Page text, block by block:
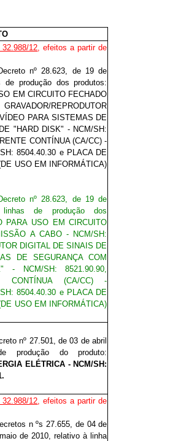
32.988/12, efeitos a partir de
nº 28.623, de 19 de
produção dos produtos:
EM CIRCUITO FECHADO
REPRODUTOR
PARA SISTEMAS DE
"HARD DISK" - NCM/SH:
CONTÍNUA (CA/CC) -
8504.40.30 e PLACA DE
USO EM INFORMÁTICA)
nº 28.623, de 19 de
de produção dos
PARA USO EM CIRCUITO
A CABO - NCM/SH:
DIGITAL DE SINAIS DE
DE SEGURANÇA COM
- NCM/SH: 8521.90.90,
CONTÍNUA (CA/CC) -
8504.40.30 e PLACA DE
USO EM INFORMÁTICA)
nº 27.501, de 03 de abril
do produto:
ELÉTRICA - NCM/SH:
32.988/12, efeitos a partir de
n ºs 27.655, de 04 de
de 2010, relativo à linha